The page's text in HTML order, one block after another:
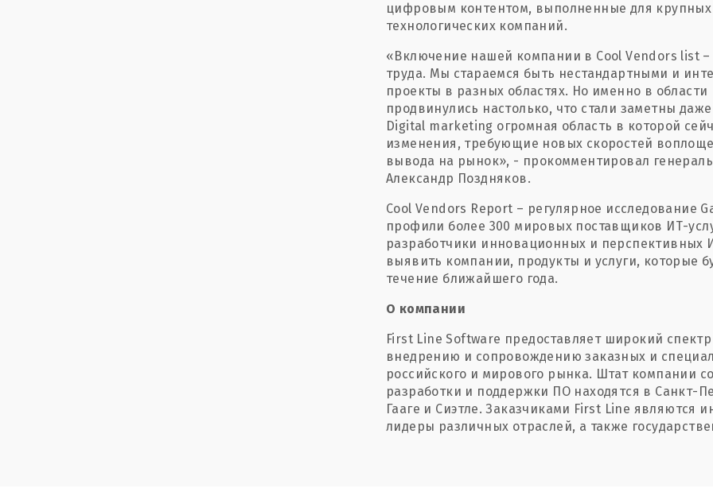
цифровым контентом, выполненные для
технологических компаний.
«Включение нашей компании в Cool Vendors list
труда. Мы стараемся быть нестандартными и
проекты в разных областях. Но именно в
продвинулись настолько, что стали заметны
Digital marketing огромная область в которой
изменения, требующие новых скоростей
вывода на рынок», - прокомментировал
Александр Поздняков.
Cool Vendors Report – регулярное исследование
профили более 300 мировых поставщиков ИТ-
разработчики инновационных и перспективных
выявить компании, продукты и услуги, которые
течение ближайшего года.
О компании
First Line Software предоставляет широкий
внедрению и сопровождению заказных и
российского и мирового рынка. Штат компании
разработки и поддержки ПО находятся в Санкт-
Гааге и Сиэтле. Заказчиками First Line являются
лидеры различных отраслей, а также